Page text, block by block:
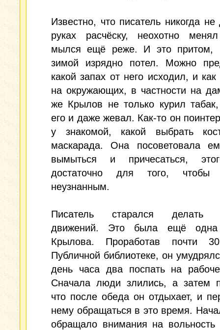
Известно, что писатель никогда
руках расчёску, неохотно
мылся ещё реже. И это притом,
зимой изрядно потел. Можно
какой запах от него исходил, и
на окружающих, в частности на
же Крылов не только курил
его и даже жевал. Как-то он
у знакомой, какой выбрать
маскарада. Она посоветовала
вымыться и причесаться,
достаточно для того, чтобы
неузнанным.
Писатель старался делать
движений. Это была ещё одна
Крылова. Проработав почти
Публичной библиотеке, он
день часа два поспать на
Сначала люди злились, а затем
что после обеда он отдыхает, и
нему обращаться в это время.
обращало внимания на вольность